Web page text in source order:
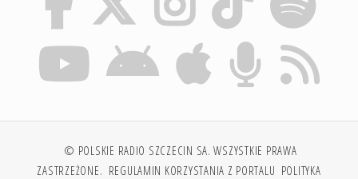
© POLSKIE RADIO SZCZECIN SA. WSZYSTKIE PRAWA
ZASTRZEŻONE. REGULAMIN KORZYSTANIA Z PORTALU POLITYKA